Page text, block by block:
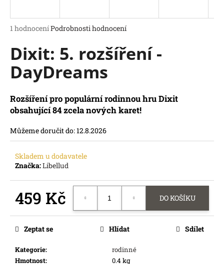
Průměrné
produktu
je
5,0
hvězdiček.
1 hodnoceníPodrobnosti hodnocení
Dixit: 5. rozšíření -
DayDreams
Rozšíření pro populární rodinnou hru Dixit
obsahující 84 zcela nových karet!
Můžeme doručit do:12.8.2026
Skladem u dodavatele
Značka:Libellud
459 Kč DO KOŠÍKU
Kategorie:
rodinné
Hmotnost:
0.4 kg
Zeptat se Hlídat Sdílet
j
t
?
HLEDAT
D
o
p
o
j
e
e